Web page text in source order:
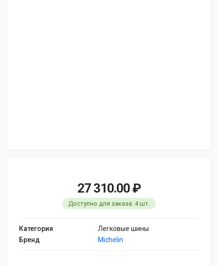
27 310.00 ₽
Доступно для заказа: 4 шт.
Категория
Легковые шины
Бренд
Michelin